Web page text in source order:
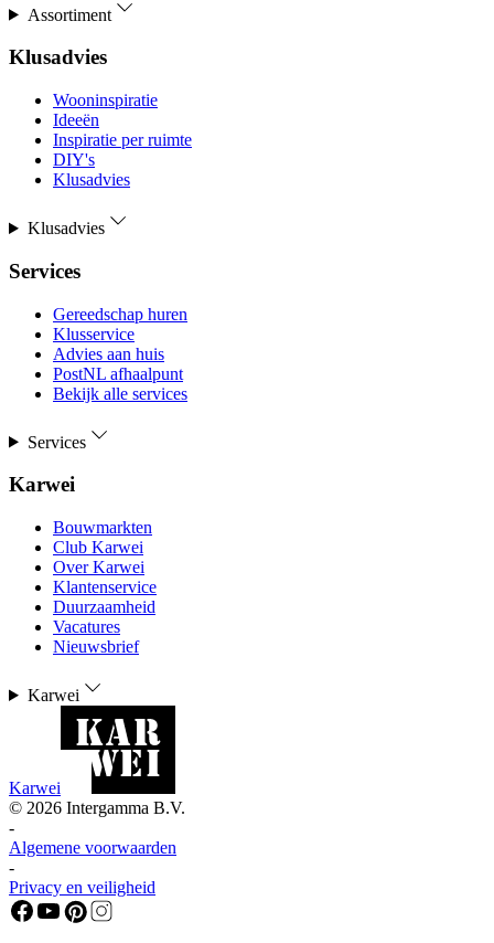
Assortiment
Klusadvies
Wooninspiratie
Ideeën
Inspiratie per ruimte
DIY's
Klusadvies
Klusadvies
Services
Gereedschap huren
Klusservice
Advies aan huis
PostNL afhaalpunt
Bekijk alle services
Services
Karwei
Bouwmarkten
Club Karwei
Over Karwei
Klantenservice
Duurzaamheid
Vacatures
Nieuwsbrief
Karwei
Karwei
© 2026 Intergamma B.V.
-
Algemene voorwaarden
-
Privacy en veiligheid